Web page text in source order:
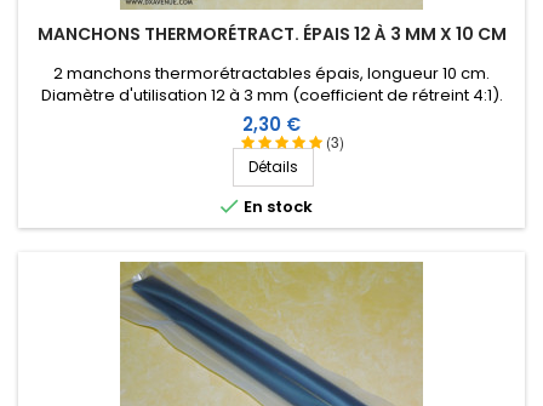
MANCHONS THERMORÉTRACT. ÉPAIS 12 À 3 MM X 10 CM
(3)
2 manchons thermorétractables épais, longueur 10 cm.
Diamètre d'utilisation 12 à 3 mm (coefficient de rétreint 4:1).
Intérieur revêtu d'une résine thermoplastique.
Prix
2,30 €
Détails
 En stock